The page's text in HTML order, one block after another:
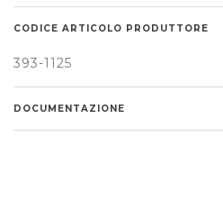
CODICE ARTICOLO PRODUTTORE
393-1125
DOCUMENTAZIONE